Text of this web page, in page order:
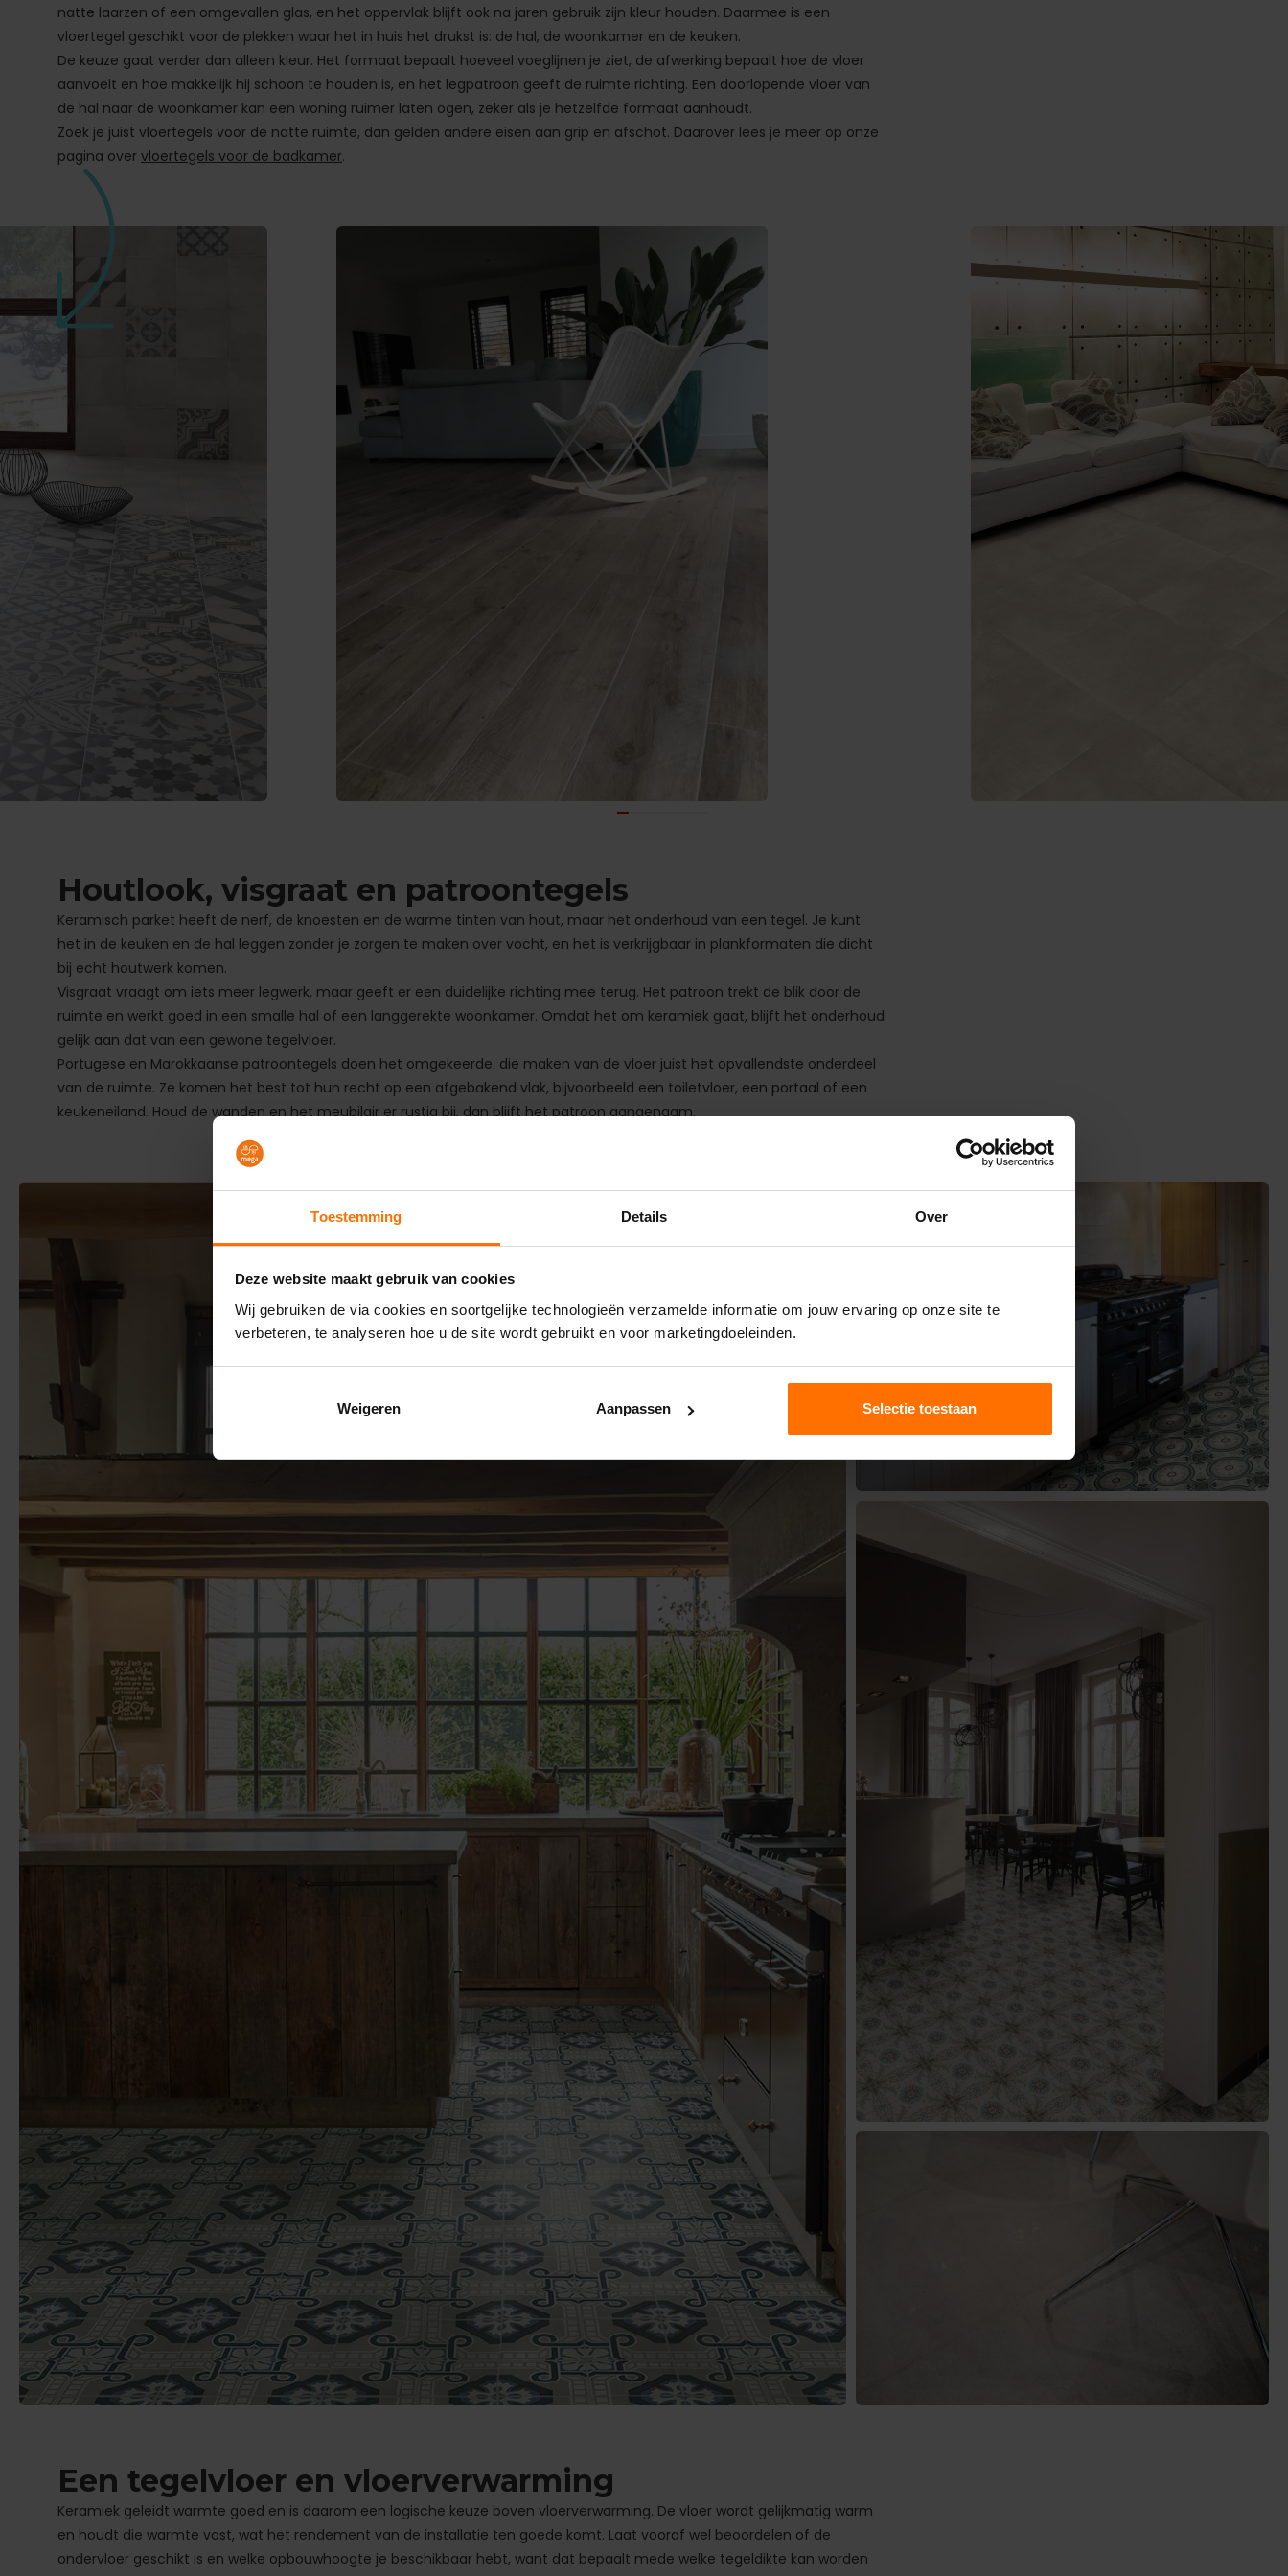
Toestemming Details Over
Deze website maakt gebruik van cookies
Wij gebruiken de via cookies en soortgelijke technologieën verzamelde informatie om jouw ervaring op onze site te
verbeteren, te analyseren hoe u de site wordt gebruikt en voor marketingdoeleinden.
Weigeren Aanpassen Selectie toestaan
natte laarzen of een omgevallen glas, en het oppervlak blijft ook na jaren gebruik zijn kleur houden. Daarmee is een
vloertegel geschikt voor de plekken waar het in huis het drukst is: de hal, de woonkamer en de keuken.
De keuze gaat verder dan alleen kleur. Het formaat bepaalt hoeveel voeglijnen je ziet, de afwerking bepaalt hoe de vloer
aanvoelt en hoe makkelijk hij schoon te houden is, en het legpatroon geeft de ruimte richting. Een doorlopende vloer van
de hal naar de woonkamer kan een woning ruimer laten ogen, zeker als je hetzelfde formaat aanhoudt.
Zoek je juist vloertegels voor de natte ruimte, dan gelden andere eisen aan grip en afschot. Daarover lees je meer op onze
pagina over vloertegels voor de badkamer.
Houtlook, visgraat en patroontegels
Keramisch parket heeft de nerf, de knoesten en de warme tinten van hout, maar het onderhoud van een tegel. Je kunt
het in de keuken en de hal leggen zonder je zorgen te maken over vocht, en het is verkrijgbaar in plankformaten die dicht
bij echt houtwerk komen.
Visgraat vraagt om iets meer legwerk, maar geeft er een duidelijke richting mee terug. Het patroon trekt de blik door de
ruimte en werkt goed in een smalle hal of een langgerekte woonkamer. Omdat het om keramiek gaat, blijft het onderhoud
gelijk aan dat van een gewone tegelvloer.
Portugese en Marokkaanse patroontegels doen het omgekeerde: die maken van de vloer juist het opvallendste onderdeel
van de ruimte. Ze komen het best tot hun recht op een afgebakend vlak, bijvoorbeeld een toiletvloer, een portaal of een
keukeneiland. Houd de wanden en het meubilair er rustig bij, dan blijft het patroon aangenaam.
Een tegelvloer en vloerverwarming
Keramiek geleidt warmte goed en is daarom een logische keuze boven vloerverwarming. De vloer wordt gelijkmatig warm
en houdt die warmte vast, wat het rendement van de installatie ten goede komt. Laat vooraf wel beoordelen of de
ondervloer geschikt is en welke opbouwhoogte je beschikbaar hebt, want dat bepaalt mede welke tegeldikte kan worden